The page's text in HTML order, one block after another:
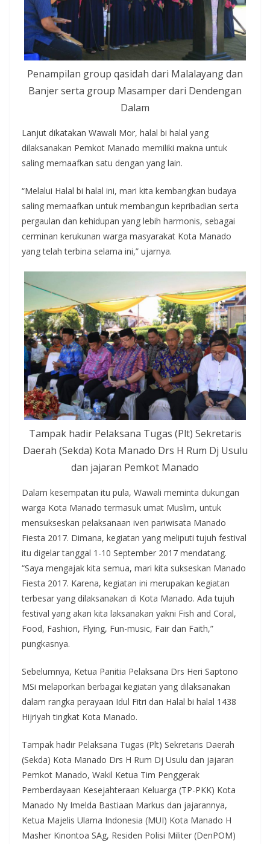
Penampilan group qasidah dari Malalayang dan
Banjer serta group Masamper dari Dendengan
Dalam
Lanjut dikatakan Wawali Mor, halal bi halal yang
dilaksanakan Pemkot Manado memiliki makna untuk
saling memaafkan satu dengan yang lain.
“Melalui Halal bi halal ini, mari kita kembangkan budaya
saling memaafkan untuk membangun kepribadian serta
pergaulan dan kehidupan yang lebih harmonis, sebagai
cerminan kerukunan warga masyarakat Kota Manado
yang telah terbina selama ini,” ujarnya.
Tampak hadir Pelaksana Tugas (Plt) Sekretaris
Daerah (Sekda) Kota Manado Drs H Rum Dj Usulu
dan jajaran Pemkot Manado
Dalam kesempatan itu pula, Wawali meminta dukungan
warga Kota Manado termasuk umat Muslim, untuk
mensukseskan pelaksanaan iven pariwisata Manado
Fiesta 2017. Dimana, kegiatan yang meliputi tujuh festival
itu digelar tanggal 1-10 September 2017 mendatang.
“Saya mengajak kita semua, mari kita sukseskan Manado
Fiesta 2017. Karena, kegiatan ini merupakan kegiatan
terbesar yang dilaksanakan di Kota Manado. Ada tujuh
festival yang akan kita laksanakan yakni Fish and Coral,
Food, Fashion, Flying, Fun-music, Fair dan Faith,”
pungkasnya.
Sebelumnya, Ketua Panitia Pelaksana Drs Heri Saptono
MSi melaporkan berbagai kegiatan yang dilaksanakan
dalam rangka perayaan Idul Fitri dan Halal bi halal 1438
Hijriyah tingkat Kota Manado.
Tampak hadir Pelaksana Tugas (Plt) Sekretaris Daerah
(Sekda) Kota Manado Drs H Rum Dj Usulu dan jajaran
Pemkot Manado, Wakil Ketua Tim Penggerak
Pemberdayaan Kesejahteraan Keluarga (TP-PKK) Kota
Manado Ny Imelda Bastiaan Markus dan jajarannya,
Ketua Majelis Ulama Indonesia (MUI) Kota Manado H
Masher Kinontoa SAg, Residen Polisi Militer (DenPOM)